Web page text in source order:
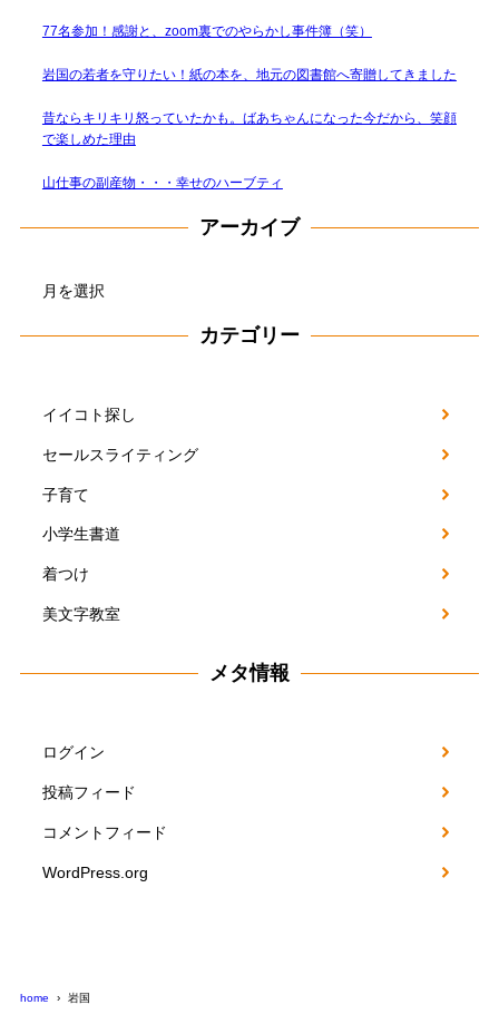
77名参加！感謝と、zoom裏でのやらかし事件簿（笑）
岩国の若者を守りたい！紙の本を、地元の図書館へ寄贈してきました
昔ならキリキリ怒っていたかも。ばあちゃんになった今だから、笑顔
で楽しめた理由
山仕事の副産物・・・幸せのハーブティ
アーカイブ
カ
カテゴリー
イイコト探し
セールスライティング
子育て
小学生書道
着つけ
美文字教室
メタ情報
ログイン
投稿フィード
コメントフィード
WordPress.org
home 岩国